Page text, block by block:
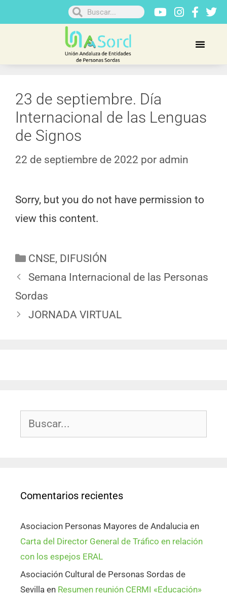
23 de septiembre. Día
Internacional de las Lenguas
de Signos
22 de septiembre de 2022 por admin
Sorry, but you do not have permission to
view this content.
CNSE, DIFUSIÓN
Semana Internacional de las Personas
Sordas
JORNADA VIRTUAL
Comentarios recientes
Asociacion Personas Mayores de Andalucia en
Carta del Director General de Tráfico en relación
con los espejos ERAL
Asociación Cultural de Personas Sordas de
Sevilla en Resumen reunión CERMI «Educación»